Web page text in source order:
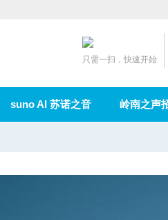
只需一扫，快速开始
suno AI 苏诺之音 岭南之声